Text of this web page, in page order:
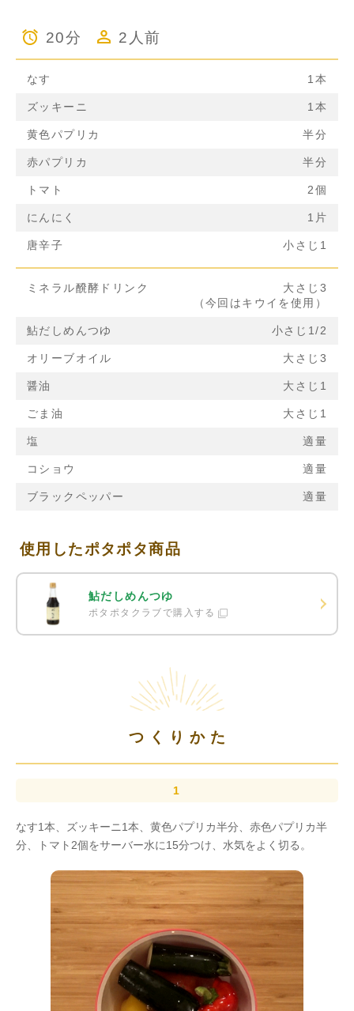
20分 2人前
なす 1本
ズッキーニ 1本
黄色パプリカ 半分
赤パプリカ 半分
トマト 2個
にんにく 1片
唐辛子 小さじ1
ミネラル醗酵ドリンク
大さじ3
（今回はキウイを使用）
鮎だしめんつゆ 小さじ1/2
オリーブオイル 大さじ3
醤油 大さじ1
ごま油 大さじ1
塩 適量
コショウ 適量
ブラックペッパー 適量
使用したポタポタ商品
鮎だしめんつゆ
ポタポタクラブで購入する
つくりかた
なす1本、ズッキーニ1本、黄色パプリカ半分、赤色パプリカ半
分、トマト2個をサーバー水に15分つけ、水気をよく切る。